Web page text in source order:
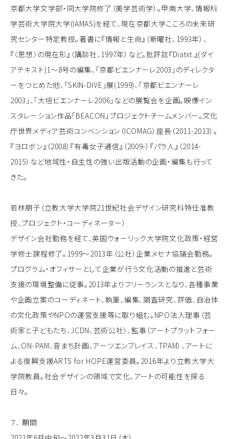
京都大学文学部・同大学院修了（美学芸術学）。甲南大学、情報科
学芸術大学院大学(IAMAS)を経て、現在京都大学こころの未来研
究センター特定教授。著書に『情報と生命』（新曜社、1993年）、
『〈思想〉の現在形』（講談社、1997年）など。批評誌『Diatxt.』(ダイ
アテキスト)1～8号の編集、「京都ビエンナーレ2003」のディレクタ
ーをつとめた他、「SKIN-DIVE」展(1999)、「京都ビエンナーレ
2003」、「大垣ビエンナーレ2006」などの展覧会を企画。映像イン
スタレーション作品「BEACON」プロジェクトチームメンバー。文化
庁世界メディア芸術コンベンション（ICOMAG）座長（2011-2013）。
『ヨロボン』（2008）『有毒女子通信』（2009-）『パラ人』（2014-
2015）など地域性・自主性の強い出版活動の企画・編集も行って
きた。
若林朋子（立教大学大学院21世紀社会デザイン研究科特任准教
授、プロジェクト・コーディネーター）
デザイン会社勤務を経て、英国ウォーリック大学院文化政策・経営
学修士課程修了。1999～2013年（公社）企業メセナ協議会勤務。
プログラム・オフィサーとして企業が行う文化活動の推進と芸術
支援の環境整備に従事。2013年よりフリーランスとなり、各種事業
や企画立案のコーディネート、執筆、編集、調査研究、評価、自治体
の文化政策やNPOの運営支援等に取り組む。NPO法人理事（芸
術家と子どもたち、JCDN、芸術公社）、監事（アートプラットフォー
ム、ON-PAM、音まち計画、アーツエンブレイス、TPAM）、アートに
よる復興支援ARTS for HOPE運営委員。2016年より立教大学大
学院教員。社会デザインの領域で文化、アートの可能性を探る
日々。
７． 期間